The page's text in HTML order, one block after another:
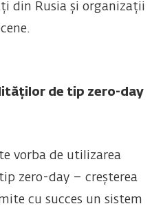
din Rusia și organizații
de tip zero-day
vorba de utilizarea
zero-day – creșterea
cu succes un sistem